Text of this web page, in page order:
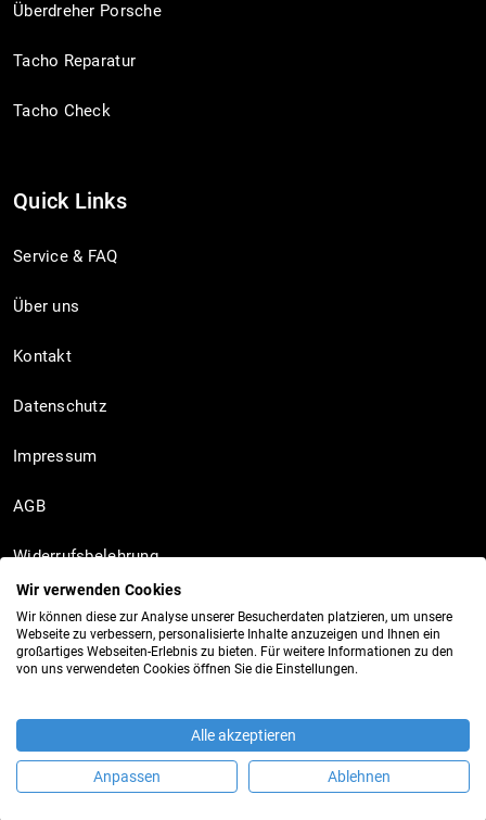
Überdreher Porsche
Tacho Reparatur
Tacho Check
Quick Links
Service & FAQ
Über uns
Kontakt
Datenschutz
Impressum
AGB
Widerrufsbelehrung
Socials
TikTok
Wir verwenden Cookies
Wir können diese zur Analyse unserer Besucherdaten platzieren, um unsere
Webseite zu verbessern, personalisierte Inhalte anzuzeigen und Ihnen ein
großartiges Webseiten-Erlebnis zu bieten. Für weitere Informationen zu den
von uns verwendeten Cookies öffnen Sie die Einstellungen.
Alle akzeptieren
Anpassen Ablehnen